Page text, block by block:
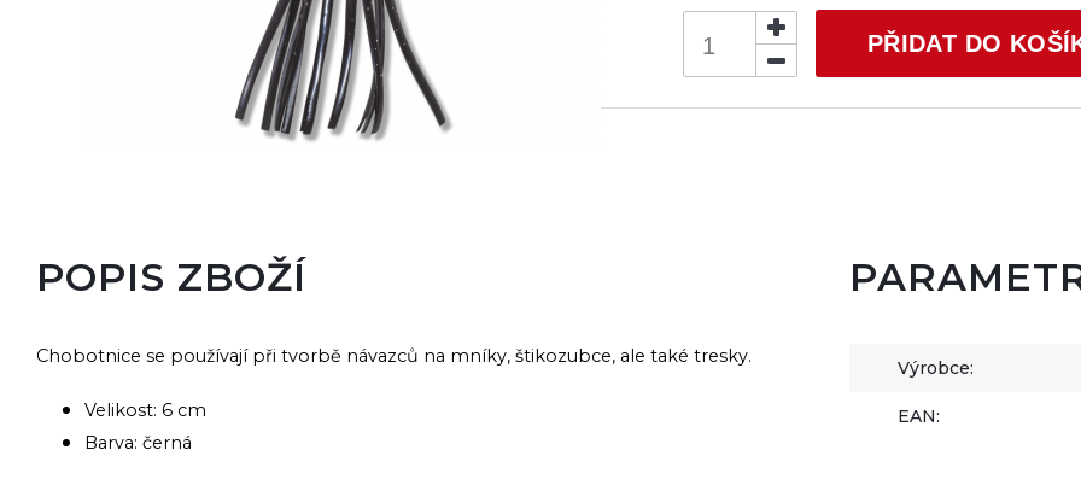
PŘIDAT DO
POPIS ZBOŽÍ
Chobotnice se používají při tvorbě návazců na mníky, štikozubce, ale také tresky.
Velikost: 6 cm
Barva: černá
Výrobce:
EAN: